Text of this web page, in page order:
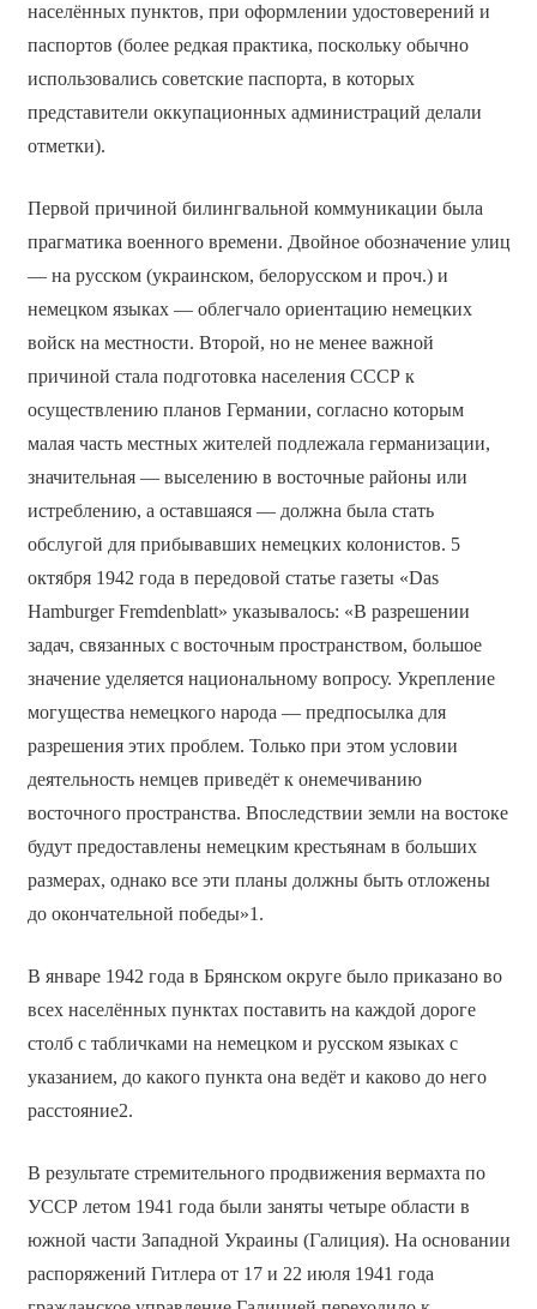
населённых пунктов, при оформлении удостоверений и
паспортов (более редкая практика, поскольку обычно
использовались советские паспорта, в которых
представители оккупационных администраций делали
отметки).
Первой причиной билингвальной коммуникации была
прагматика военного времени. Двойное обозначение улиц
— на русском (украинском, белорусском и проч.) и
немецком языках — облегчало ориентацию немецких
войск на местности. Второй, но не менее важной
причиной стала подготовка населения СССР к
осуществлению планов Германии, согласно которым
малая часть местных жителей подлежала германизации,
значительная — выселению в восточные районы или
истреблению, а оставшаяся — должна была стать
обслугой для прибывавших немецких колонистов. 5
октября 1942 года в передовой статье газеты «Das
Hamburger Fremdenblatt» указывалось: «В разрешении
задач, связанных с восточным пространством, большое
значение уделяется национальному вопросу. Укрепление
могущества немецкого народа — предпосылка для
разрешения этих проблем. Только при этом условии
деятельность немцев приведёт к онемечиванию
восточного пространства. Впоследствии земли на востоке
будут предоставлены немецким крестьянам в больших
размерах, однако все эти планы должны быть отложены
до окончательной победы»1.
В январе 1942 года в Брянском округе было приказано во
всех населённых пунктах поставить на каждой дороге
столб с табличками на немецком и русском языках с
указанием, до какого пункта она ведёт и каково до него
расстояние2.
В результате стремительного продвижения вермахта по
УССР летом 1941 года были заняты четыре области в
южной части Западной Украины (Галиция). На основании
распоряжений Гитлера от 17 и 22 июля 1941 года